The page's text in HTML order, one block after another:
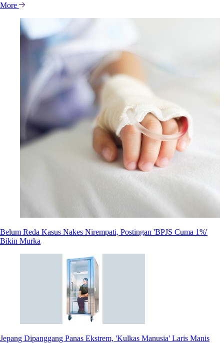
More
Belum Reda Kasus Nakes Nirempati, Postingan 'BPJS Cuma 1%'
Bikin Murka
Jepang Dipanggang Panas Ekstrem, 'Kulkas Manusia' Laris Manis